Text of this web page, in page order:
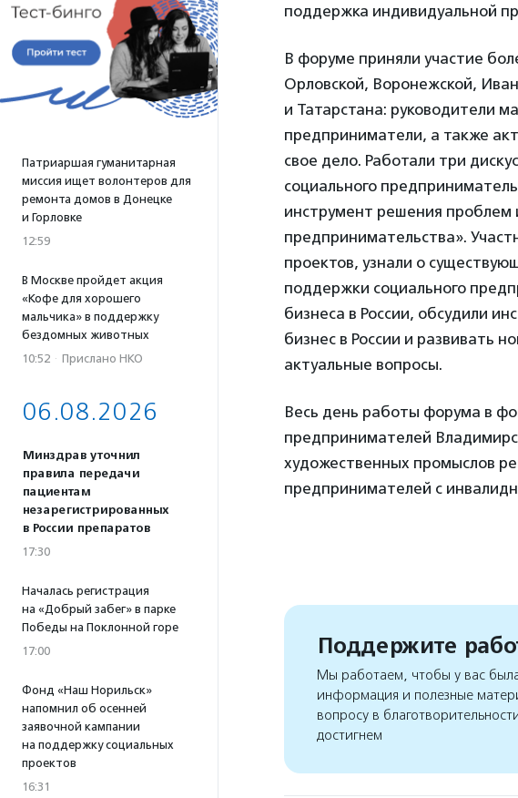
Патриаршая гуманитарная
миссия ищет волонтеров для
ремонта домов в Донецке
и Горловке
12:59
В Москве пройдет акция
«Кофе для хорошего
мальчика» в поддержку
бездомных животных
10:52 · Прислано НКО
06.08.2026
Минздрав уточнил
правила передачи
пациентам
незарегистрированных
в России препаратов
17:30
Началась регистрация
на «Добрый забег» в парке
Победы на Поклонной горе
17:00
Фонд «Наш Норильск»
напомнил об осенней
заявочной кампании
на поддержку социальных
проектов
16:31
поддержка индивидуальной
В форуме приняли участие
Орловской, Воронежской,
и Татарстана: руководители
предприниматели, а также
свое дело. Работали три
социального
инструмент решения проблем
предпринимательства».
проектов, узнали о
поддержки социального
бизнеса в России, обсудили
бизнес в России и развивать
актуальные вопросы.
Весь день работы форума в
предпринимателей
художественных промыслов
предпринимателей с
Поддержите
Мы работаем, чтобы у вас была
информация и полезные
вопросу в
достигнем